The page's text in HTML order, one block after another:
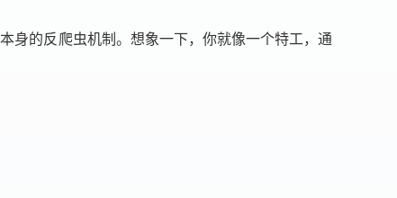
身的反爬虫机制。想象一下，你就像一个特工，通